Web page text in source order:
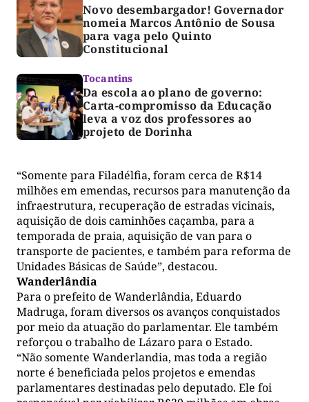
Novo desembargador! Governador
nomeia Marcos Antônio de Sousa
para vaga pelo Quinto
Constitucional
Tocantins
Da escola ao plano de governo:
Carta-compromisso da Educação
leva a voz dos professores ao
projeto de Dorinha
“Somente para Filadélfia, foram cerca de R$14
milhões em emendas, recursos para manutenção da
infraestrutura, recuperação de estradas vicinais,
aquisição de dois caminhões caçamba, para a
temporada de praia, aquisição de van para o
transporte de pacientes, e também para reforma de
Unidades Básicas de Saúde”, destacou.
Wanderlândia
Para o prefeito de Wanderlândia, Eduardo
Madruga, foram diversos os avanços conquistados
por meio da atuação do parlamentar. Ele também
reforçou o trabalho de Lázaro para o Estado.
“Não somente Wanderlandia, mas toda a região
norte é beneficiada pelos projetos e emendas
parlamentares destinadas pelo deputado. Ele foi